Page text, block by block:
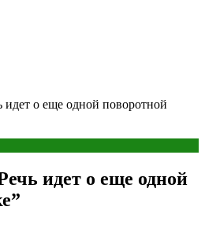
идет о еще одной поворотной
идет о еще одной